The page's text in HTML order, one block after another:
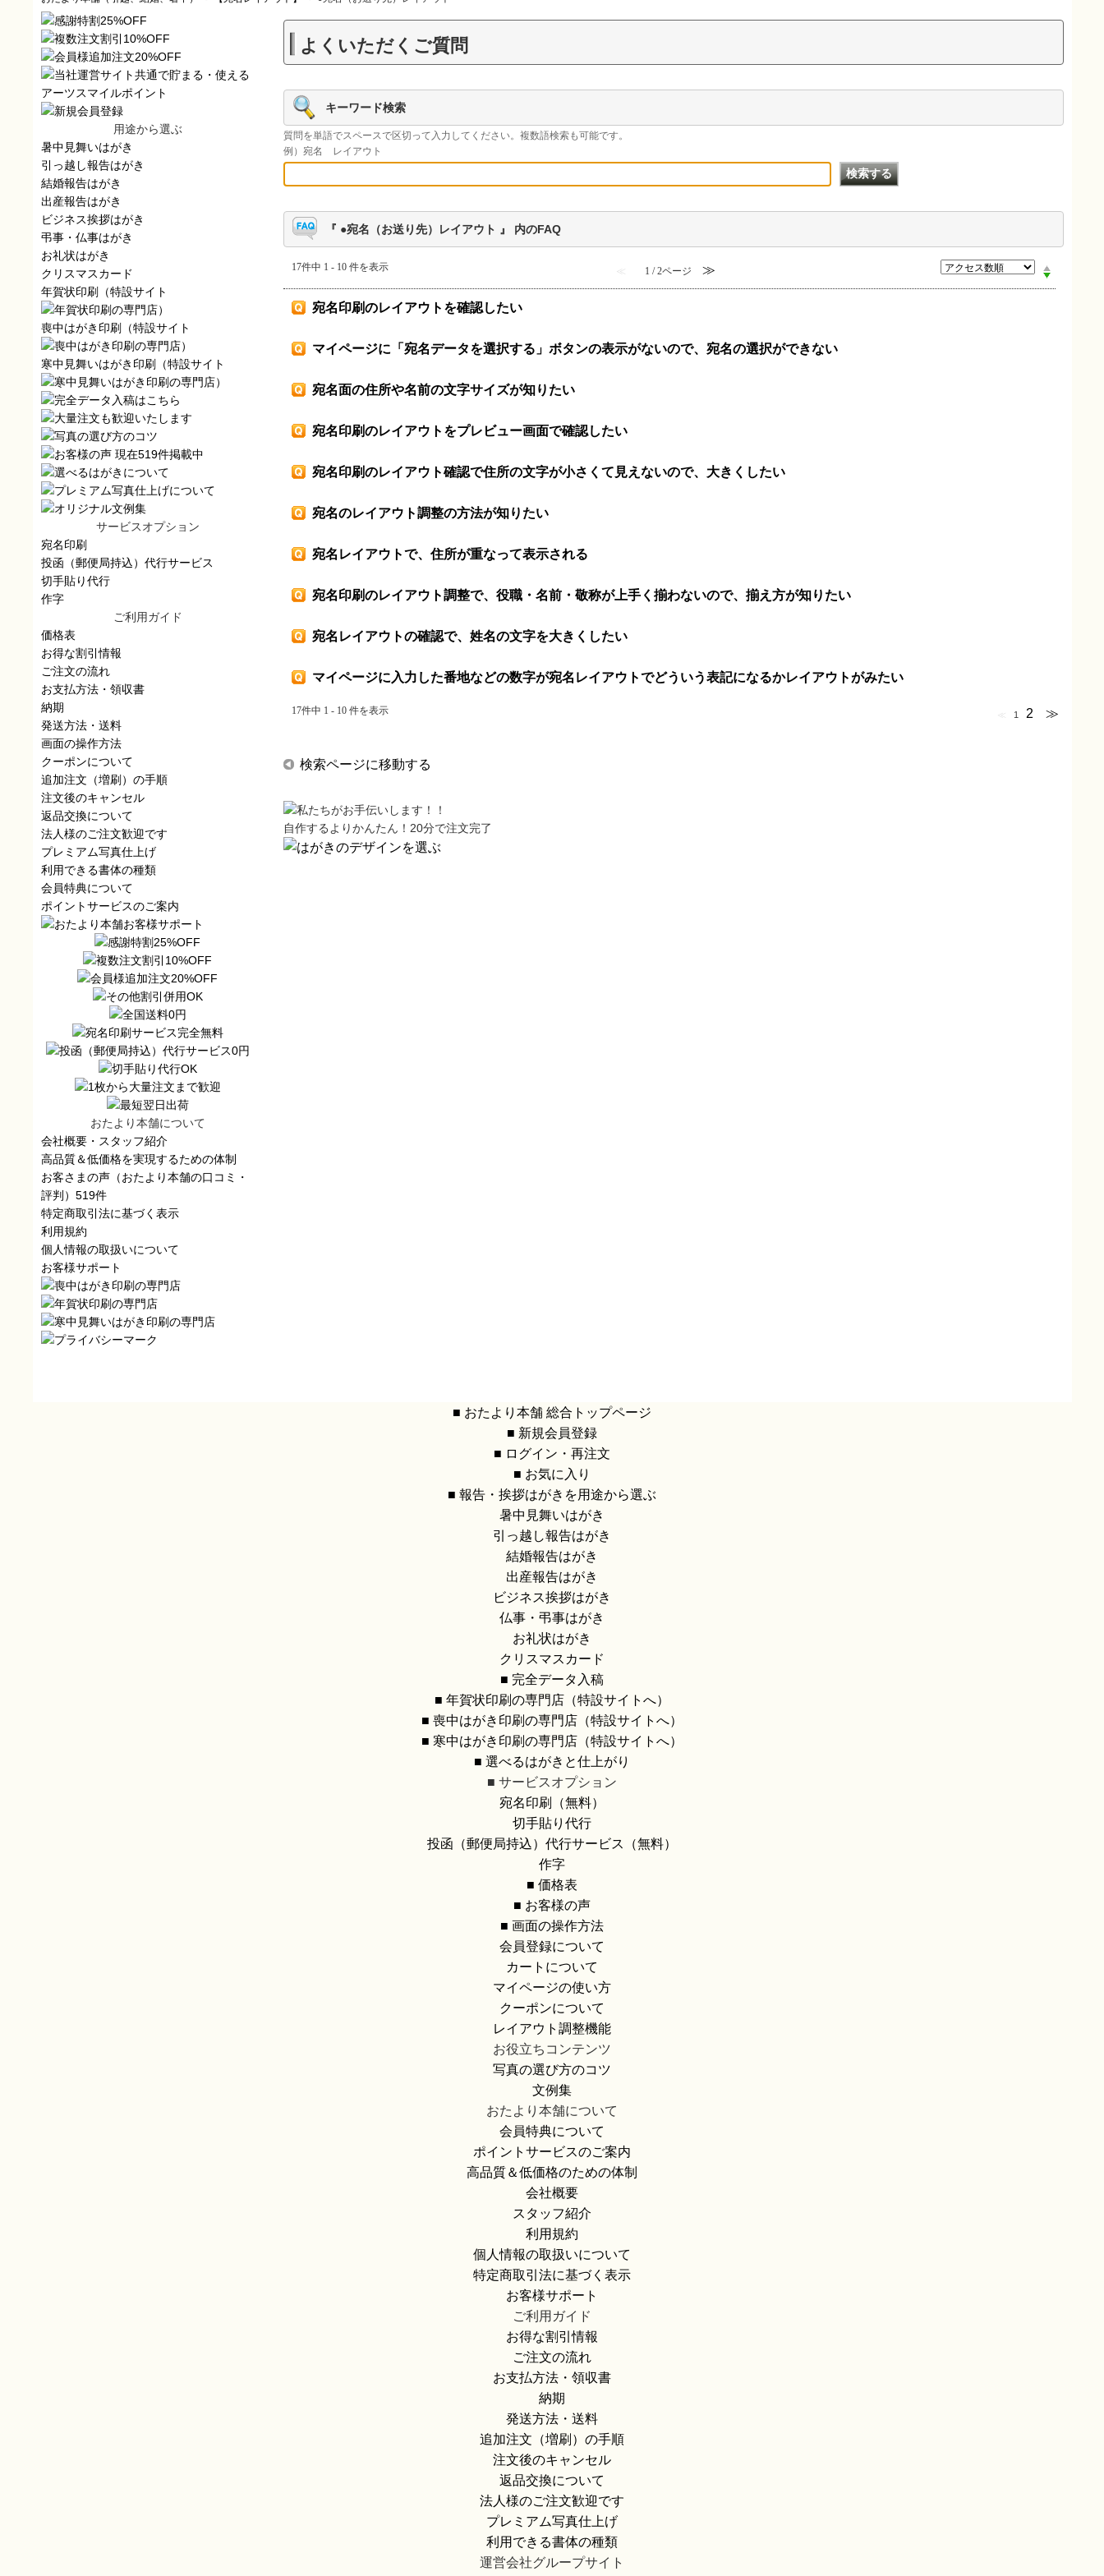
用途から選ぶ
暑中見舞いはがき
引っ越し報告はがき
結婚報告はがき
出産報告はがき
ビジネス挨拶はがき
弔事・仏事はがき
お礼状はがき
クリスマスカード
年賀状印刷（特設サイト
）
喪中はがき印刷（特設サイト
）
寒中見舞いはがき印刷（特設サイト
）
サービスオプション
宛名印刷
投函（郵便局持込）代行サービス
切手貼り代行
作字
ご利用ガイド
価格表
お得な割引情報
ご注文の流れ
お支払方法・領収書
納期
発送方法・送料
画面の操作方法
クーポンについて
追加注文（増刷）の手順
注文後のキャンセル
返品交換について
法人様のご注文歓迎です
プレミアム写真仕上げ
利用できる書体の種類
会員特典について
ポイントサービスのご案内
おたより本舗について
会社概要・スタッフ紹介
高品質＆低価格を実現するための体制
お客さまの声（おたより本舗の口コミ・
評判）519件
特定商取引法に基づく表示
利用規約
個人情報の取扱いについて
お客様サポート
よくいただくご質問
キーワード検索
質問を単語でスペースで区切って入力してください。複数語検索も可能です。
例）宛名 レイアウト
『 ●宛名（お送り先）レイアウト 』 内のFAQ
17件中 1 - 10 件を表示 ≪ 1 / 2ページ ≫
宛名印刷のレイアウトを確認したい
マイページに「宛名データを選択する」ボタンの表示がないので、宛名の選択ができない
宛名面の住所や名前の文字サイズが知りたい
宛名印刷のレイアウトをプレビュー画面で確認したい
宛名印刷のレイアウト確認で住所の文字が小さくて見えないので、大きくしたい
宛名のレイアウト調整の方法が知りたい
宛名レイアウトで、住所が重なって表示される
宛名印刷のレイアウト調整で、役職・名前・敬称が上手く揃わないので、揃え方が知りたい
宛名レイアウトの確認で、姓名の文字を大きくしたい
マイページに入力した番地などの数字が宛名レイアウトでどういう表記になるかレイアウトがみたい
17件中 1 - 10 件を表示 1 2 ≫
検索ページに移動する
自作するよりかんたん！20分で注文完了
■ おたより本舗 総合トップページ
■ 新規会員登録
■ ログイン・再注文
■ お気に入り
■ 報告・挨拶はがきを用途から選ぶ
暑中見舞いはがき
引っ越し報告はがき
結婚報告はがき
出産報告はがき
ビジネス挨拶はがき
仏事・弔事はがき
お礼状はがき
クリスマスカード
■ 完全データ入稿
■ 年賀状印刷の専門店（特設サイトへ）
■ 喪中はがき印刷の専門店（特設サイトへ）
■ 寒中はがき印刷の専門店（特設サイトへ）
■ 選べるはがきと仕上がり
■ サービスオプション
宛名印刷（無料）
切手貼り代行
投函（郵便局持込）代行サービス（無料）
作字
■ 価格表
■ お客様の声
■ 画面の操作方法
会員登録について
カートについて
マイページの使い方
クーポンについて
レイアウト調整機能
お役立ちコンテンツ
写真の選び方のコツ
文例集
おたより本舗について
会員特典について
ポイントサービスのご案内
高品質＆低価格のための体制
会社概要
スタッフ紹介
利用規約
個人情報の取扱いについて
特定商取引法に基づく表示
お客様サポート
ご利用ガイド
お得な割引情報
ご注文の流れ
お支払方法・領収書
納期
発送方法・送料
追加注文（増刷）の手順
注文後のキャンセル
返品交換について
法人様のご注文歓迎です
プレミアム写真仕上げ
利用できる書体の種類
運営会社グループサイト